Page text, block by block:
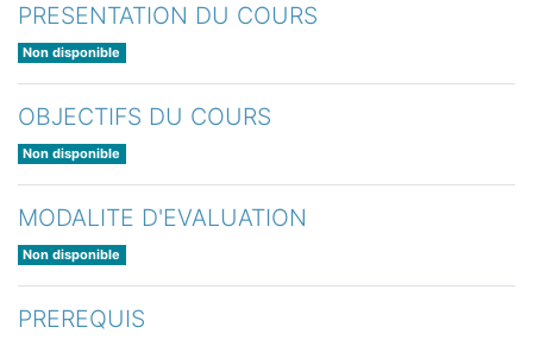
PRESENTATION DU COURS
Non disponible
OBJECTIFS DU COURS
Non disponible
MODALITE D'EVALUATION
Non disponible
PREREQUIS